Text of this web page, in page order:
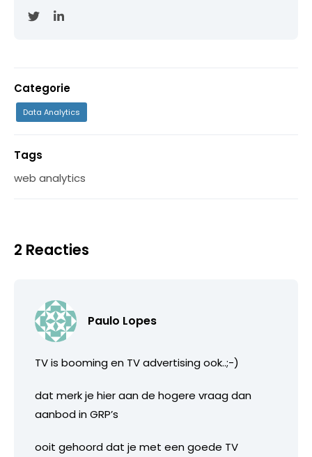
Categorie
Data Analytics
Tags
web analytics
2 Reacties
Paulo Lopes
TV is booming en TV advertising ook..;-)
dat merk je hier aan de hogere vraag dan
aanbod in GRP’s
ooit gehoord dat je met een goede TV